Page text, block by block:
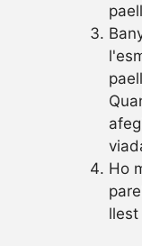
Ho
llest